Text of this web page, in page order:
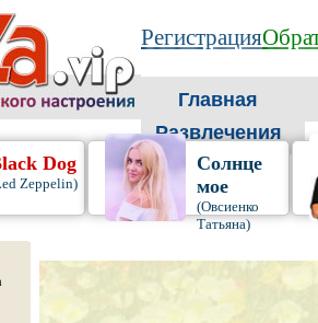
Регистрация
Главная
Развлечения
Dog
Zeppelin)
Солнце
мое
(Овсиенко
Татьяна)